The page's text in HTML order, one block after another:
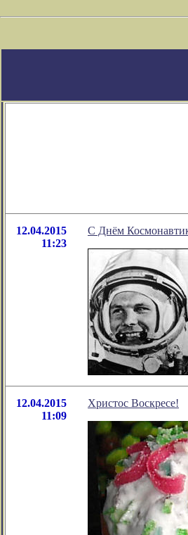
12.04.2015
11:23
С Днём
12.04.2015
11:09
Христос Воскресе!